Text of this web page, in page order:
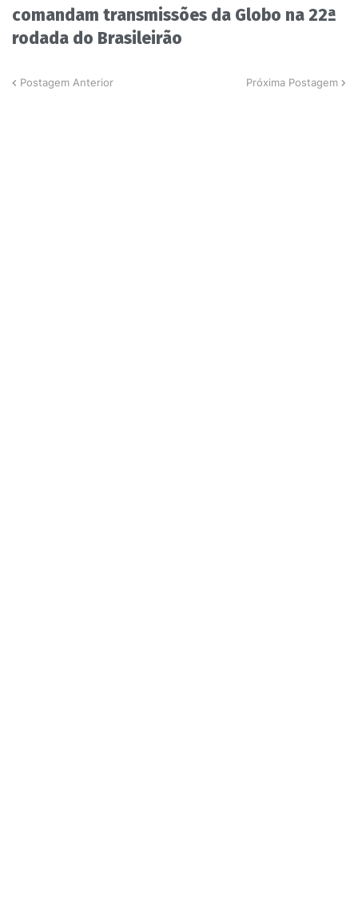
comandam transmissões da Globo na 22ª
rodada do Brasileirão
Postagem Anterior Próxima Postagem